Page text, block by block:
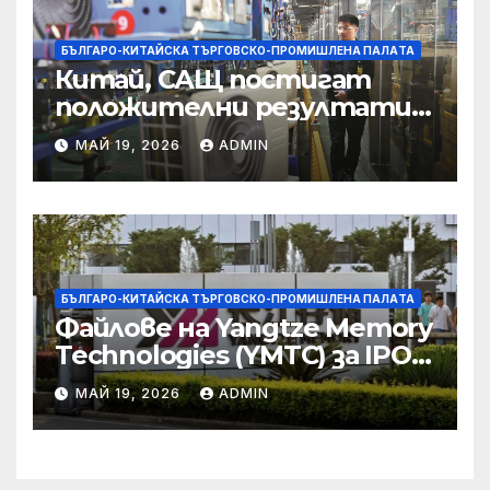
БЪЛГАРО-КИТАЙСКА ТЪРГОВСКО-ПРОМИШЛЕНА ПАЛAТА
Китай, САЩ постигат
положителни резултати в
икономическите и
търговски консултации:
министерство
МАЙ 19, 2026 ADMIN
БЪЛГАРО-КИТАЙСКА ТЪРГОВСКО-ПРОМИШЛЕНА ПАЛAТА
Файлове на Yangtze Memory
Technologies (YMTC) за IPO
на STAR Market
МАЙ 19, 2026 ADMIN